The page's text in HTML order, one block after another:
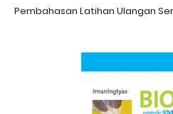
Pembahasan Latihan Ulangan